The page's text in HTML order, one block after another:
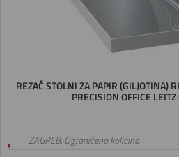
REZAČ STOLNI ZA PAPIR (GILJOTINA)
PRECISION OFFICE
ZAGREB: Ograničena količina